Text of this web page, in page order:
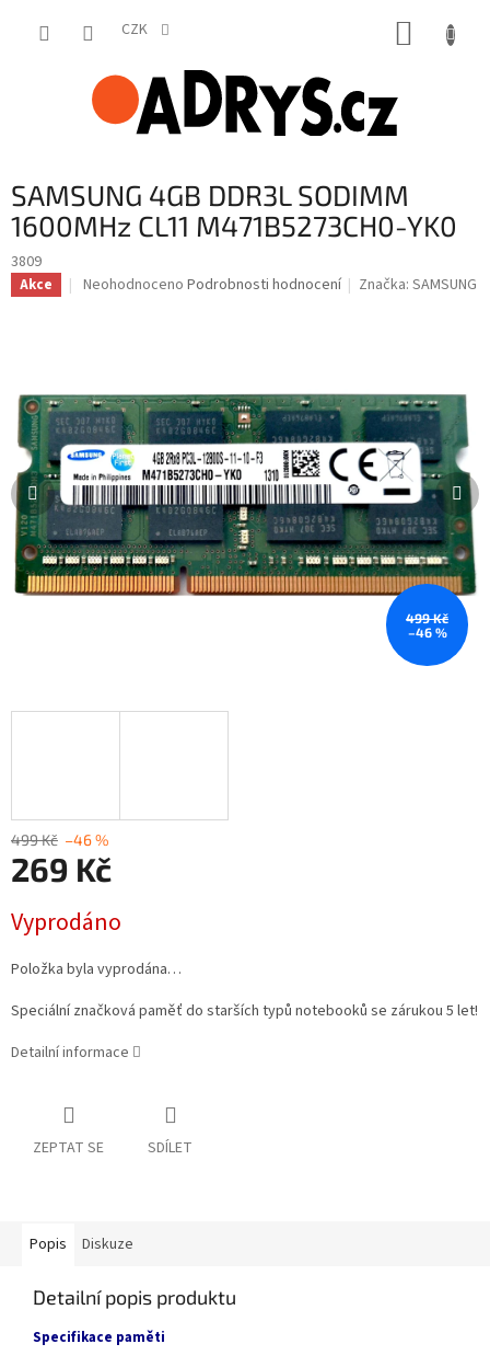
CZK
SAMSUNG 4GB DDR3L SODIMM
1600MHz CL11 M471B5273CH0-YK0
3809
Akce
Průměrné
5
hvězdiček.
Neohodnoceno Podrobnosti hodnocení Značka:SAMSUNG
499 Kč
–46 %
499 Kč –46 %
269 Kč
cena:
Vyprodáno
Položka byla vyprodána…
Speciální značková paměť do starších typů notebooků se zárukou 5 let!
Detailní informace
ZEPTAT SE SDÍLET
Popis Diskuze
Detailní popis produktu
Specifikace paměti